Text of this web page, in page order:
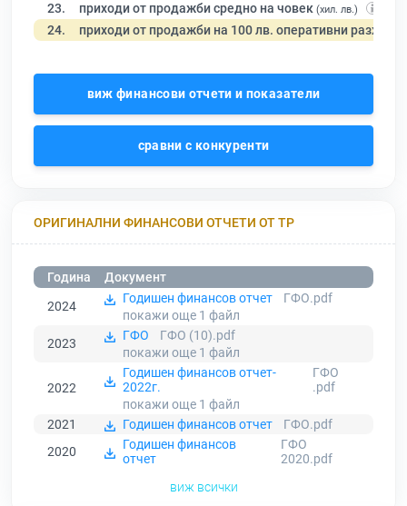
23. приходи от продажби средно на човек (хил. лв.)
24. приходи от продажби на 100 лв. оперативни разходи
виж финансови отчети и показатели
сравни с конкуренти
ОРИГИНАЛНИ ФИНАНСОВИ ОТЧЕТИ ОТ ТР
Година
Документ
2024
Годишен финансов отчет
ГФО.pdf
покажи още 1 файл
2023
ГФО
ГФО (10).pdf
покажи още 1 файл
2022
Годишен финансов отчет-
2022г.
ГФО
.pdf
покажи още 1 файл
2021
Годишен финансов отчет
ГФО.pdf
2020
Годишен финансов
отчет
ГФО
2020.pdf
виж всички